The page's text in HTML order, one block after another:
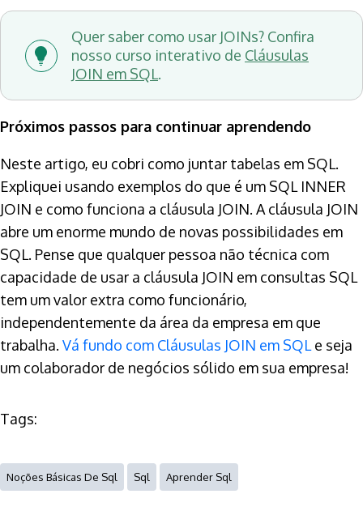
Quer saber como usar JOINs? Confira
nosso curso interativo de Cláusulas
JOIN em SQL.
Próximos passos para continuar aprendendo
Neste artigo, eu cobri como juntar tabelas em SQL.
Expliquei usando exemplos do que é um SQL INNER
JOIN e como funciona a cláusula JOIN. A cláusula JOIN
abre um enorme mundo de novas possibilidades em
SQL. Pense que qualquer pessoa não técnica com
capacidade de usar a cláusula JOIN em consultas SQL
tem um valor extra como funcionário,
independentemente da área da empresa em que
trabalha. Vá fundo com Cláusulas JOIN em SQL e seja
um colaborador de negócios sólido em sua empresa!
Tags:
Noções Básicas De Sql Sql Aprender Sql